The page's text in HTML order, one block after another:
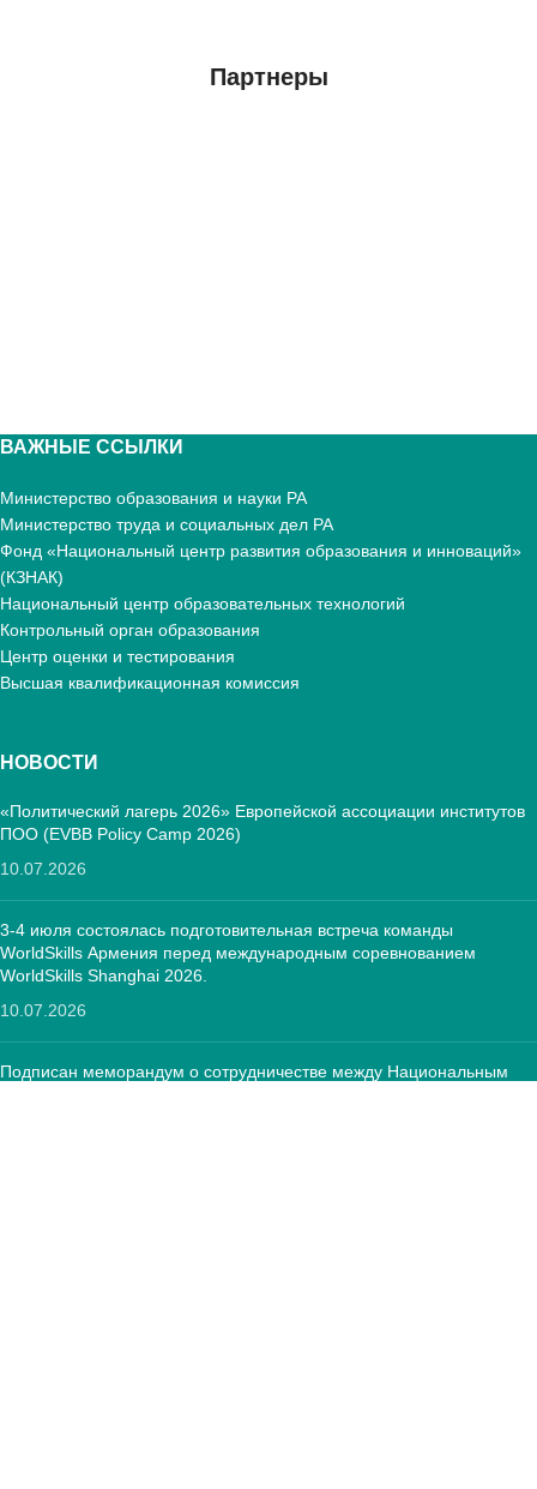
Партнеры
ВАЖНЫЕ ССЫЛКИ
Министерство образования и науки РА
Министерство труда и социальных дел РА
Фонд «Национальный центр развития образования и инноваций»
(КЗНАК)
Национальный центр образовательных технологий
Контрольный орган образования
Центр оценки и тестирования
Высшая квалификационная комиссия
НОВОСТИ
«Политический лагерь 2026» Европейской ассоциации институтов
ПОО (EVBB Policy Camp 2026)
10.07.2026
3-4 июля состоялась подготовительная встреча команды
WorldSkills Армения перед международным соревнованием
WorldSkills Shanghai 2026.
10.07.2026
Подписан меморандум о сотрудничестве между Национальным